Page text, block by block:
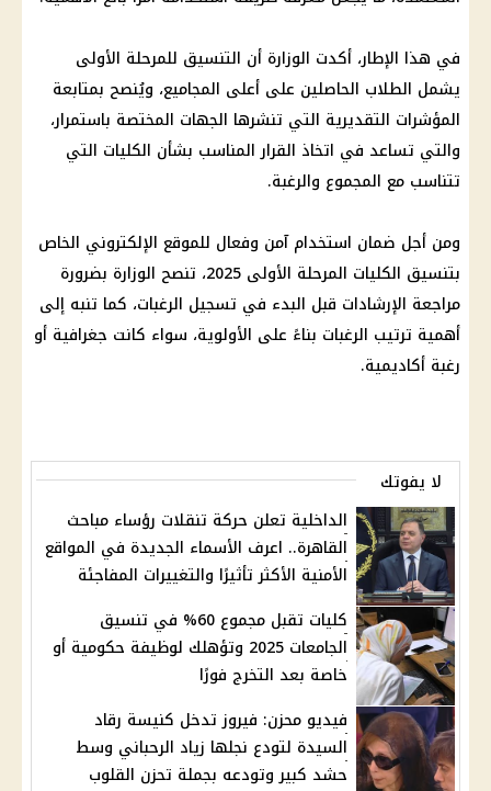
في هذا الإطار، أكدت الوزارة أن التنسيق للمرحلة الأولى
يشمل الطلاب الحاصلين على أعلى المجاميع، ويُنصح بمتابعة
المؤشرات التقديرية التي تنشرها الجهات المختصة باستمرار،
والتي تساعد في اتخاذ القرار المناسب بشأن الكليات التي
تتناسب مع المجموع والرغبة.
ومن أجل ضمان استخدام آمن وفعال للموقع الإلكتروني الخاص
بتنسيق الكليات المرحلة الأولى
2025، تنصح الوزارة بضرورة
مراجعة الإرشادات قبل البدء في تسجيل الرغبات، كما تنبه إلى
أهمية ترتيب الرغبات بناءً على الأولوية، سواء كانت جغرافية أو
رغبة أكاديمية.
لا يفوتك
الداخلية تعلن حركة تنقلات رؤساء مباحث
القاهرة.. اعرف الأسماء الجديدة في المواقع
الأمنية الأكثر تأثيرًا والتغييرات المفاجئة
كليات تقبل مجموع 60% في تنسيق
الجامعات 2025 وتؤهلك لوظيفة حكومية أو
خاصة بعد التخرج فورًا
فيديو محزن: فيروز تدخل كنيسة رقاد
السيدة لتودع نجلها زياد الرحباني وسط
حشد كبير وتودعه بجملة تحزن القلوب